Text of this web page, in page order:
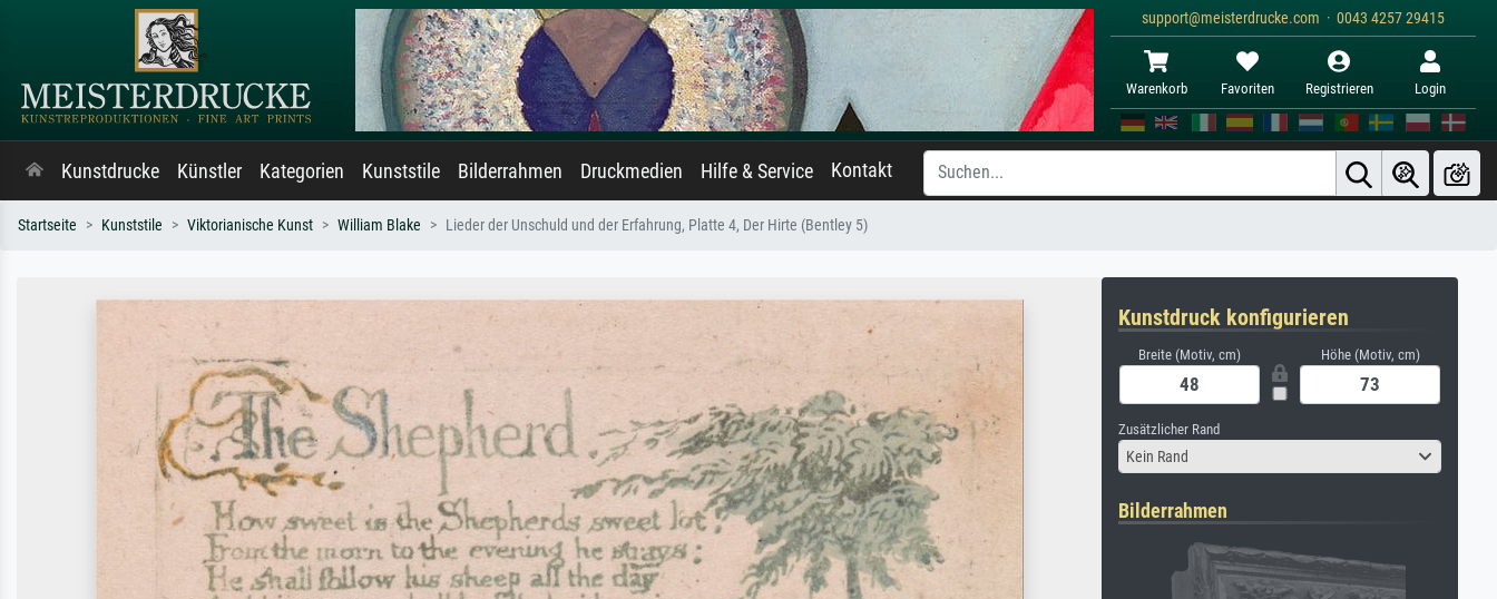
support@meisterdrucke.com · 0043 4257 29415
Warenkorb Favoriten Registrieren Login
Kunstdrucke Künstler Kategorien Kunststile Bilderrahmen Druckmedien Hilfe & Service Kontakt
Startseite Kunststile Viktorianische Kunst William Blake Lieder der Unschuld und der Erfahrung, Platte 4, Der Hirte (Bentley 5)
Kunstdruck konfigurieren
Breite (Motiv, cm) Höhe (Motiv, cm)
Zusätzlicher Rand
Kein Rand
Bilderrahmen